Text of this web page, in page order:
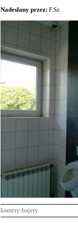
Nadesłany przez: F.Sz
kamery-bajery